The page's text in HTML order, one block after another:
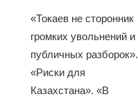
«Токаев не сторонник
громких увольнений и
публичных разборок».
«Риски для
Казахстана». «В